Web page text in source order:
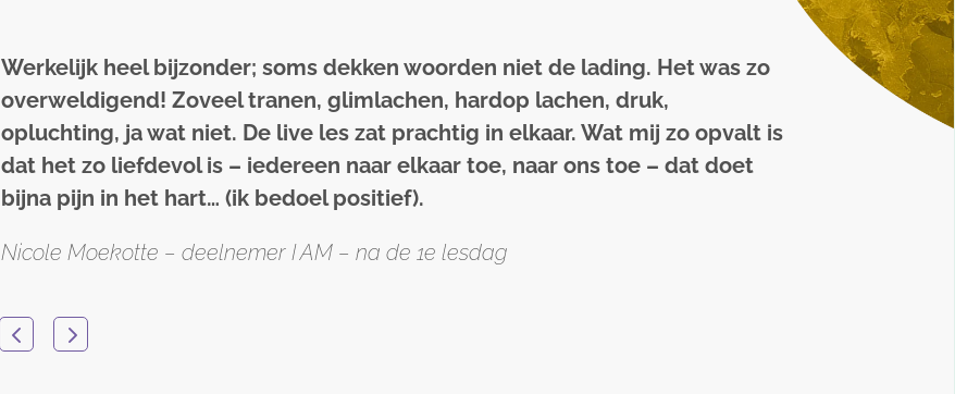
Werkelijk heel bijzonder; soms dekken woorden niet de lading. Het was zo
overweldigend! Zoveel tranen, glimlachen, hardop lachen, druk,
opluchting, ja wat niet. De live les zat prachtig in elkaar. Wat mij zo opvalt is
dat het zo liefdevol is – iedereen naar elkaar toe, naar ons toe – dat doet
bijna pijn in het hart… (ik bedoel positief).
Nicole Moekotte – deelnemer I AM – na de 1e lesdag